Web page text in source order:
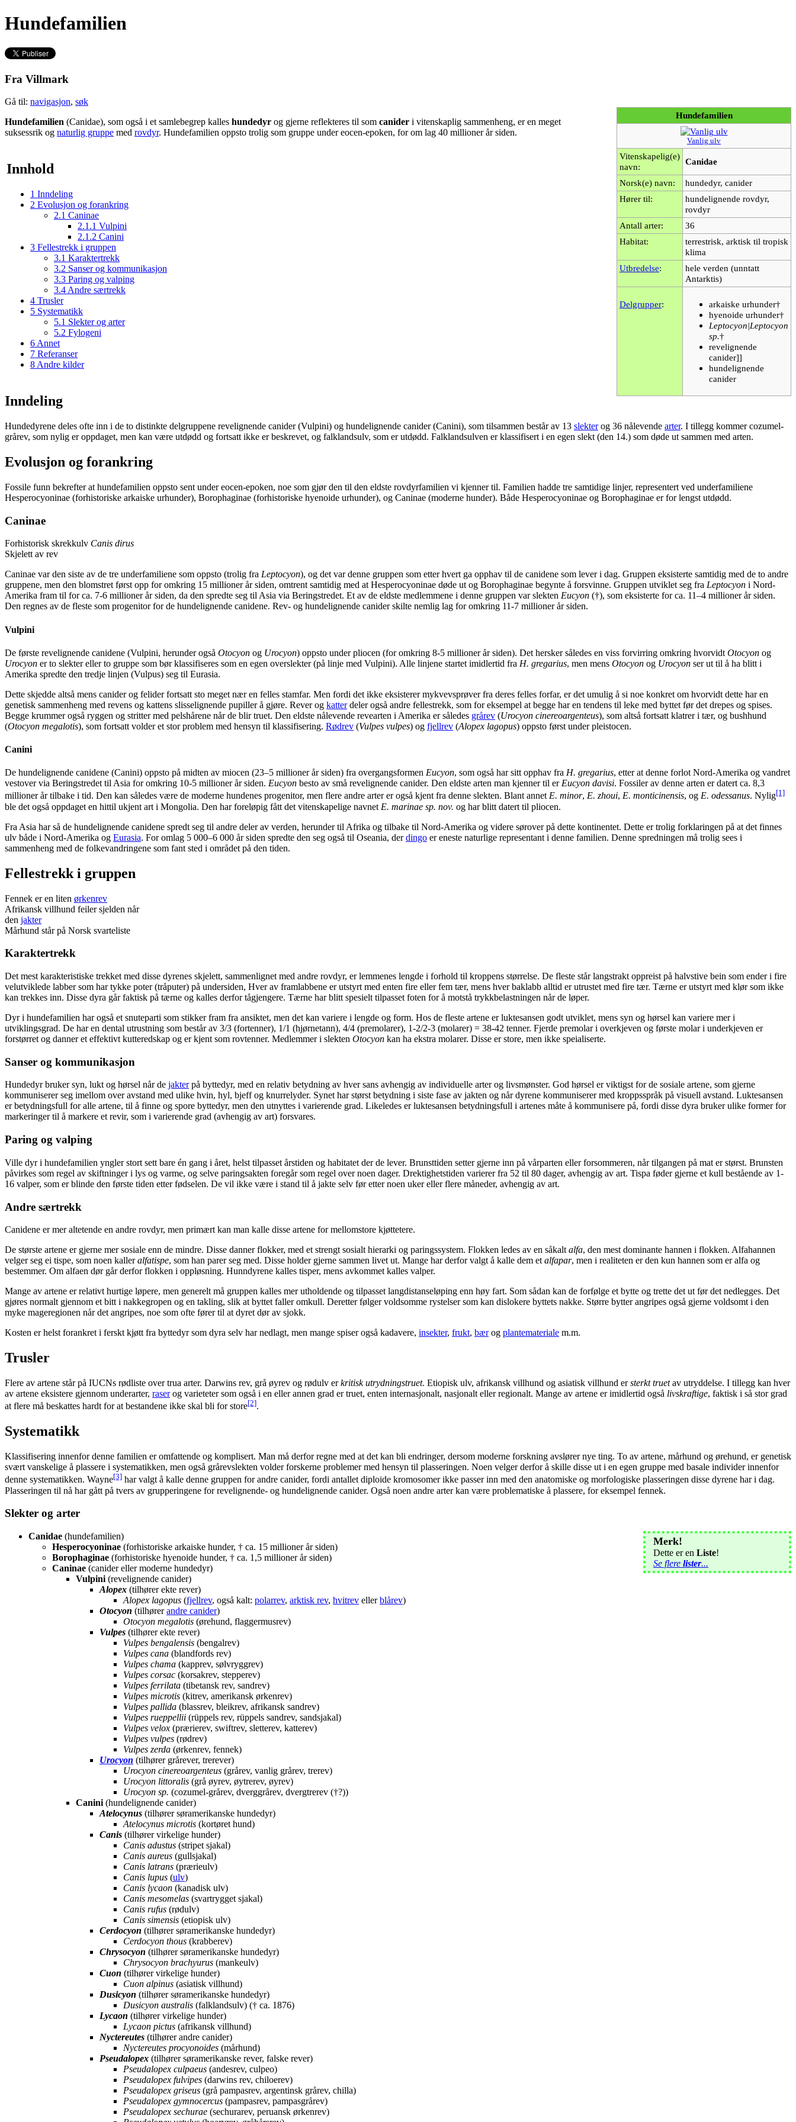
Hundefamilien
Fra Villmark
Gå til: navigasjon, søk
Hundefamilien
Vanlig ulv
Vitenskapelig(e)
navn:
Canidae
Norsk(e) navn:
hundedyr, canider
Hører til:
hundelignende rovdyr,
rovdyr
Antall arter:
36
Habitat:
terrestrisk, arktisk til tropisk
klima
Utbredelse:
hele verden (unntatt
Antarktis)
Delgrupper:
arkaiske urhunder†
hyenoide urhunder†
Leptocyon|Leptocyon
sp.†
revelignende
canider]]
hundelignende
canider
Hundefamilien (Canidae), som også i et samlebegrep kalles hundedyr og gjerne reflekteres til som canider i vitenskaplig sammenheng, er en meget
suksessrik og naturlig gruppe med rovdyr. Hundefamilien oppsto trolig som gruppe under eocen-epoken, for om lag 40 millioner år siden.
Innhold
1 Inndeling
2 Evolusjon og forankring
2.1 Caninae
2.1.1 Vulpini
2.1.2 Canini
3 Fellestrekk i gruppen
3.1 Karaktertrekk
3.2 Sanser og kommunikasjon
3.3 Paring og valping
3.4 Andre særtrekk
4 Trusler
5 Systematikk
5.1 Slekter og arter
5.2 Fylogeni
6 Annet
7 Referanser
8 Andre kilder
Inndeling
Hundedyrene deles ofte inn i de to distinkte delgruppene revelignende canider (Vulpini) og hundelignende canider (Canini), som tilsammen består av 13 slekterog 36 nålevende arter. I tillegg kommer cozumel-
grårev, som nylig er oppdaget, men kan være utdødd og fortsatt ikke er beskrevet, og falklandsulv, som er utdødd. Falklandsulven er klassifisert i en egen slekt (den 14.) som døde ut sammen med arten.
Evolusjon og forankring
Fossile funn bekrefter at hundefamilien oppsto sent under eocen-epoken, noe som gjør den til den eldste rovdyrfamilien vi kjenner til. Familien hadde tre samtidige linjer, representert ved underfamiliene
Hesperocyoninae (forhistoriske arkaiske urhunder), Borophaginae (forhistoriske hyenoide urhunder), og Caninae (moderne hunder). Både Hesperocyoninae og Borophaginae er for lengst utdødd.
Caninae
Forhistorisk skrekkulv Canis dirus
Skjelett av rev
Caninae var den siste av de tre underfamiliene som oppsto (trolig fra Leptocyon), og det var denne gruppen som etter hvert ga opphav til de canidene som lever i dag. Gruppen eksisterte samtidig med de to andre
gruppene, men den blomstret først opp for omkring 15 millioner år siden, omtrent samtidig med at Hesperocyoninae døde ut og Borophaginae begynte å forsvinne. Gruppen utviklet seg fra Leptocyon i Nord-
Amerika fram til for ca. 7-6 millioner år siden, da den spredte seg til Asia via Beringstredet. Et av de eldste medlemmene i denne gruppen var slekten Eucyon (†), som eksisterte for ca. 11–4 millioner år siden.
Den regnes av de fleste som progenitor for de hundelignende canidene. Rev- og hundelignende canider skilte nemlig lag for omkring 11-7 millioner år siden.
Vulpini
De første revelignende canidene (Vulpini, herunder også Otocyon og Urocyon) oppsto under pliocen (for omkring 8-5 millioner år siden). Det hersker således en viss forvirring omkring hvorvidt Otocyon og
Urocyon er to slekter eller to gruppe som bør klassifiseres som en egen overslekter (på linje med Vulpini). Alle linjene startet imidlertid fra H. gregarius, men mens Otocyon og Urocyon ser ut til å ha blitt i
Amerika spredte den tredje linjen (Vulpus) seg til Eurasia.
Dette skjedde altså mens canider og felider fortsatt sto meget nær en felles stamfar. Men fordi det ikke eksisterer mykvevsprøver fra deres felles forfar, er det umulig å si noe konkret om hvorvidt dette har en
genetisk sammenheng med revens og kattens slisselignende pupiller å gjøre. Rever og katterdeler også andre fellestrekk, som for eksempel at begge har en tendens til leke med byttet før det drepes og spises.
Begge krummer også ryggen og stritter med pelshårene når de blir truet. Den eldste nålevende revearten i Amerika er således grårev (Urocyon cinereoargenteus), som altså fortsatt klatrer i tær, og bushhund
(Otocyon megalotis), som fortsatt volder et stor problem med hensyn til klassifisering. Rødrev (Vulpes vulpes) og fjellrev (Alopex lagopus) oppsto først under pleistocen.
Canini
De hundelignende canidene (Canini) oppsto på midten av miocen (23–5 millioner år siden) fra overgangsformen Eucyon, som også har sitt opphav fra H. gregarius, etter at denne forlot Nord-Amerika og vandret
vestover via Beringstredet til Asia for omkring 10-5 millioner år siden. Eucyon besto av små revelignende canider. Den eldste arten man kjenner til erEucyon davisi. Fossiler av denne arten er datert ca. 8,3
millioner år tilbake i tid. Den kan således være de moderne hundenes progenitor, men flere andre arter er også kjent fra denne slekten. Blant annetE. minor, E. zhoui, E. monticinensis, og E. odessanus. Nylig[1]
ble det også oppdaget en hittil ukjent art i Mongolia. Den har foreløpig fått det vitenskapelige navnet E. marinae sp. nov. og har blitt datert til pliocen.
Fra Asia har så de hundelignende canidene spredt seg til andre deler av verden, herunder til Afrika og tilbake til Nord-Amerika og videre sørover på dette kontinentet. Dette er trolig forklaringen på at det finnes
ulv både i Nord-Amerika og Eurasia. For omlag 5 000–6 000 år siden spredte den seg også til Oseania, derdingo er eneste naturlige representant i denne familien. Denne spredningen må trolig sees i
sammenheng med de folkevandringene som fant sted i området på den tiden.
Fellestrekk i gruppen
Fennek er en liten ørkenrev
Afrikansk villhund feiler sjelden når
den jakter
Mårhund står på Norsk svarteliste
Karaktertrekk
Det mest karakteristiske trekket med disse dyrenes skjelett, sammenlignet med andre rovdyr, er lemmenes lengde i forhold til kroppens størrelse. De fleste står langstrakt oppreist på halvstive bein som ender i fire
velutviklede labber som har tykke poter (tråputer) på undersiden, Hver av framlabbene er utstyrt med enten fire eller fem tær, mens hver baklabb alltid er utrustet med fire tær. Tærne er utstyrt med klør som ikke
kan trekkes inn. Disse dyra går faktisk på tærne og kalles derfor tågjengere. Tærne har blitt spesielt tilpasset foten for å motstå trykkbelastningen når de løper.
Dyr i hundefamilien har også et snuteparti som stikker fram fra ansiktet, men det kan variere i lengde og form. Hos de fleste artene er luktesansen godt utviklet, mens syn og hørsel kan variere mer i
utviklingsgrad. De har en dental utrustning som består av 3/3 (fortenner), 1/1 (hjørnetann), 4/4 (premolarer), 1-2/2-3 (molarer) = 38-42 tenner. Fjerde premolar i overkjeven og første molar i underkjeven er
forstørret og danner et effektivt kutteredskap og er kjent som rovtenner. Medlemmer i slekten Otocyon kan ha ekstra molarer. Disse er store, men ikke speialiserte.
Sanser og kommunikasjon
Hundedyr bruker syn, lukt og hørsel når de jakterpå byttedyr, med en relativ betydning av hver sans avhengig av individuelle arter og livsmønster. God hørsel er viktigst for de sosiale artene, som gjerne
kommuniserer seg imellom over avstand med ulike hvin, hyl, bjeff og knurrelyder. Synet har størst betydning i siste fase av jakten og når dyrene kommuniserer med kroppsspråk på visuell avstand. Luktesansen
er betydningsfull for alle artene, til å finne og spore byttedyr, men den utnyttes i varierende grad. Likeledes er luktesansen betydningsfull i artenes måte å kommunisere på, fordi disse dyra bruker ulike former for
markeringer til å markere et revir, som i varierende grad (avhengig av art) forsvares.
Paring og valping
Ville dyr i hundefamilien yngler stort sett bare én gang i året, helst tilpasset årstiden og habitatet der de lever. Brunsttiden setter gjerne inn på vårparten eller forsommeren, når tilgangen på mat er størst. Brunsten
påvirkes som regel av skiftninger i lys og varme, og selve paringsakten foregår som regel over noen dager. Drektighetstiden varierer fra 52 til 80 dager, avhengig av art. Tispa føder gjerne et kull bestående av 1-
16 valper, som er blinde den første tiden etter fødselen. De vil ikke være i stand til å jakte selv før etter noen uker eller flere måneder, avhengig av art.
Andre særtrekk
Canidene er mer altetende en andre rovdyr, men primært kan man kalle disse artene for mellomstore kjøttetere.
De største artene er gjerne mer sosiale enn de mindre. Disse danner flokker, med et strengt sosialt hierarki og paringssystem. Flokken ledes av en såkalt alfa, den mest dominante hannen i flokken. Alfahannen
velger seg ei tispe, som noen kalleralfatispe, som han parer seg med. Disse holder gjerne sammen livet ut. Mange har derfor valgt å kalle dem et alfapar, men i realiteten er den kun hannen som er alfa og
bestemmer. Om alfaen dør går derfor flokken i oppløsning. Hunndyrene kalles tisper, mens avkommet kalles valper.
Mange av artene er relativt hurtige løpere, men generelt må gruppen kalles mer utholdende og tilpasset langdistanseløping enn høy fart. Som sådan kan de forfølge et bytte og trette det ut før det nedlegges. Det
gjøres normalt gjennom et bitt i nakkegropen og en takling, slik at byttet faller omkull. Deretter følger voldsomme rystelser som kan dislokere byttets nakke. Større bytter angripes også gjerne voldsomt i den
myke mageregionen når det angripes, noe som ofte fører til at dyret dør av sjokk.
Kosten er helst forankret i ferskt kjøtt fra byttedyr som dyra selv har nedlagt, men mange spiser også kadavere, insekter, frukt, bærog plantemateriale m.m.
Trusler
Flere av artene står på IUCNs rødliste over trua arter. Darwins rev, grå øyrev og rødulv erkritisk utrydningstruet. Etiopisk ulv, afrikansk villhund og asiatisk villhund ersterkt truetav utryddelse. I tillegg kan hver
av artene eksistere gjennom underarter, raserog varieteter som også i en eller annen grad er truet, enten internasjonalt, nasjonalt eller regionalt. Mange av artene er imidlertid også livskraftige, faktisk i så stor grad
at flere må beskattes hardt for at bestandene ikke skal bli for store[2].
Systematikk
Klassifisering innenfor denne familien er omfattende og komplisert. Man må derfor regne med at det kan bli endringer, dersom moderne forskning avslører nye ting. To av artene, mårhund og ørehund, er genetisk
svært vanskelige å plassere i systematikken, men også grårevslekten volder forskerne problemer med hensyn til plasseringen. Noen velger derfor å skille disse ut i en egen gruppe med basale individer innenfor
denne systematikken. Wayne[3] har valgt å kalle denne gruppen for andre canider, fordi antallet diploide kromosomer ikke passer inn med den anatomiske og morfologiske plasseringen disse dyrene har i dag.
Plasseringen til nå har gått på tvers av grupperingene for revelignende- og hundelignende canider. Også noen andre arter kan være problematiske å plassere, for eksempel fennek.
Slekter og arter
Merk!
Dette er en Liste!
Se flere lister...
Canidae (hundefamilien)
Hesperocyoninae (forhistoriske arkaiske hunder, † ca. 15 millioner år siden)
Borophaginae (forhistoriske hyenoide hunder, † ca. 1,5 millioner år siden)
Caninae (canider eller moderne hundedyr)
Vulpini (revelignende canider)
Alopex (tilhører ekte rever)
Alopex lagopus (fjellrev, også kalt: polarrev, arktisk rev, hvitrev ellerblårev)
Otocyon (tilhørerandre canider)
Otocyon megalotis (ørehund, flaggermusrev)
Vulpes (tilhører ekte rever)
Vulpes bengalensis (bengalrev)
Vulpes cana (blandfords rev)
Vulpes chama (kapprev, sølvryggrev)
Vulpes corsac (korsakrev, stepperev)
Vulpes ferrilata (tibetansk rev, sandrev)
Vulpes microtis (kitrev, amerikansk ørkenrev)
Vulpes pallida (blassrev, bleikrev, afrikansk sandrev)
Vulpes rueppellii (rüppels rev, rüppels sandrev, sandsjakal)
Vulpes velox (prærierev, swiftrev, sletterev, katterev)
Vulpes vulpes (rødrev)
Vulpes zerda (ørkenrev, fennek)
Urocyon (tilhører grårever, trerever)
Urocyon cinereoargenteus (grårev, vanlig grårev, trerev)
Urocyon littoralis (grå øyrev, øytrerev, øyrev)
Urocyon sp. (cozumel-grårev, dverggrårev, dvergtrerev (†?))
Canini (hundelignende canider)
Atelocynus (tilhører søramerikanske hundedyr)
Atelocynus microtis (kortøret hund)
Canis (tilhører virkelige hunder)
Canis adustus (stripet sjakal)
Canis aureus (gullsjakal)
Canis latrans (prærieulv)
Canis lupus (ulv)
Canis lycaon (kanadisk ulv)
Canis mesomelas (svartrygget sjakal)
Canis rufus (rødulv)
Canis simensis (etiopisk ulv)
Cerdocyon (tilhører søramerikanske hundedyr)
Cerdocyon thous (krabberev)
Chrysocyon (tilhører søramerikanske hundedyr)
Chrysocyon brachyurus (mankeulv)
Cuon (tilhører virkelige hunder)
Cuon alpinus (asiatisk villhund)
Dusicyon (tilhører søramerikanske hundedyr)
Dusicyon australis (falklandsulv) († ca. 1876)
Lycaon (tilhører virkelige hunder)
Lycaon pictus (afrikansk villhund)
Nyctereutes (tilhører andre canider)
Nyctereutes procyonoides (mårhund)
Pseudalopex (tilhører søramerikanske rever, falske rever)
Pseudalopex culpaeus (andesrev, culpeo)
Pseudalopex fulvipes (darwins rev, chiloerev)
Pseudalopex griseus (grå pampasrev, argentinsk grårev, chilla)
Pseudalopex gymnocercus (pampasrev, pampasgrårev)
Pseudalopex sechurae (sechurarev, peruansk ørkenrev)